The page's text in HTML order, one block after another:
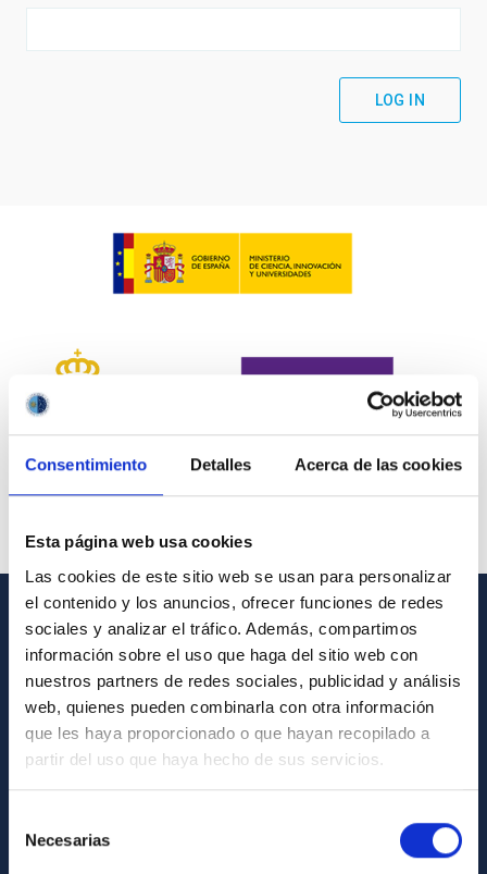
Consentimiento Detalles Acerca de las cookies
Esta página web usa cookies
Las cookies de este sitio web se usan para personalizar
el contenido y los anuncios, ofrecer funciones de redes
sociales y analizar el tráfico. Además, compartimos
información sobre el uso que haga del sitio web con
nuestros partners de redes sociales, publicidad y análisis
web, quienes pueden combinarla con otra información
que les haya proporcionado o que hayan recopilado a
partir del uso que haya hecho de sus servicios.
Necesarias
GENERAL INFORMATION
Contact
How to get to the IAC
List of personnel
Library
General register